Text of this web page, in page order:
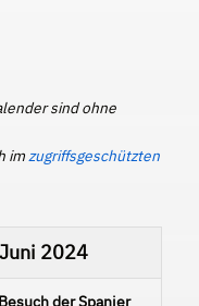
sind ohne
imzugriffsgeschützten
2024
der Spanier